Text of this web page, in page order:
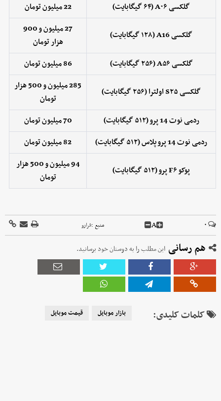
گلکسی A۰۶ (۶۴ گیگابایت)
22 میلیون تومان
گلکسی A16 (۱۲۸ گیگابایت)
27 میلیون و 900
هزارتومان
گلکسی A۵۶ (۲۵۶ گیگابایت)
86 میلیون تومان
گلکسی S۲۵ اولترا (۲۵۶ گیگابایت)
285 میلیون و 500 هزار
تومان
ردمی نوت 14 پرو (۵۱۲ گیگابایت)
70 میلیون تومان
ردمی نوت 14 پرو پلاس (۵۱۲ گیگابایت)
82 میلیون تومان
پوکو F۶ پرو (۵۱۲ گیگابایت)
94 میلیون و 500 هزار
تومان
۰ A منبع :فرارو
هم رسانی این مطلب را به دوستان خود برسانید.
کلمات کلیدی: بازار موبایل قیمت موبایل